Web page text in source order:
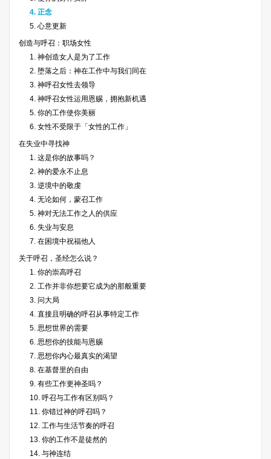
4. 正念
5. 心意更新
创造与呼召：职场女性
1. 神创造女人是为了工作
2. 堕落之后：神在工作中与我们同在
3. 神呼召女性去领导
4. 神呼召女性运用恩赐，拥抱新机遇
5. 你的工作使你美丽
6. 女性不受限于「女性的工作」
在失业中寻找神
1. 这是你的故事吗？
2. 神的爱永不止息
3. 逆境中的敬虔
4. 无论如何，蒙召工作
5. 神对无法工作之人的供应
6. 失业与安息
7. 在困境中祝福他人
关于呼召，圣经怎么说？
1. 你的崇高呼召
2. 工作并非你想要它成为的那般重要
3. 问大局
4. 直接且明确的呼召从事特定工作
5. 思想世界的需要
6. 思想你的技能与恩赐
7. 思想你内心最真实的渴望
8. 在基督里的自由
9. 有些工作更神圣吗？
10. 呼召与工作有区别吗？
11. 你错过神的呼召吗？
12. 工作与生活节奏的呼召
13. 你的工作不是徒然的
14. 与神连结